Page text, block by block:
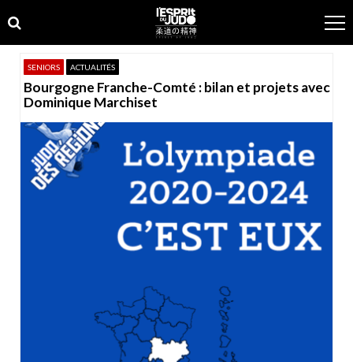
to
navigation
to
content
SENIORS ACTUALITÉS
Bourgogne Franche-Comté : bilan et projets avec
Dominique Marchiset